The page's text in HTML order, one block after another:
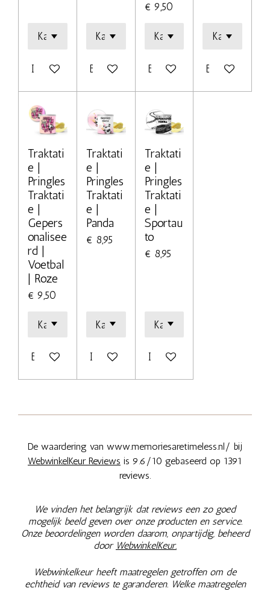
In winkelwagenBekijk details
€ 9,50
Bekijk details Bekijk details
Traktati
e |
Pringles
Traktati
e |
Gepers
onalisee
rd |
Voetbal
| Roze
€ 9,50
Bekijk details
Traktati
e |
Pringles
Traktati
e |
Panda
€ 8,95
In winkelwagen
Traktati
e |
Pringles
Traktati
e |
Sportau
to
€ 8,95
In winkelwagen
De waardering van www.memoriesaretimeless.nl/ bij
WebwinkelKeur Reviews is 9.6/10 gebaseerd op 1391
reviews.
We vinden het belangrijk dat reviews een zo goed
mogelijk beeld geven over onze producten en service.
Onze beoordelingen worden daarom, onpartijdig, beheerd
door WebwinkelKeur.
Webwinkelkeur heeft maatregelen getroffen om de
echtheid van reviews te garanderen. Welke maatregelen